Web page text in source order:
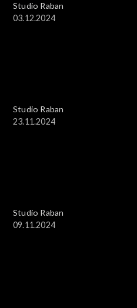
Studio Raban
03.12.2024
Studio Raban
23.11.2024
Studio Raban
09.11.2024